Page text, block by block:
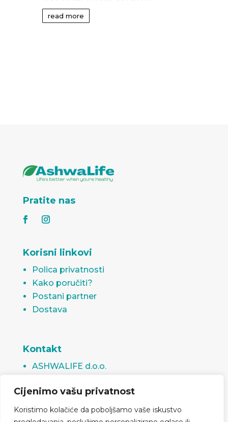
Cijenimo vašu privatnost
Koristimo kolačiće da poboljšamo vaše iskustvo
read more
Pratite nas
Korisni linkovi
Polica privatnosti
Kako poručiti?
Postani partner
Dostava
Kontakt
ASHWALIFE d.o.o.
Bosna i Hercegovina
info@ashwalife.ba
prodaja@ashwalife.ba